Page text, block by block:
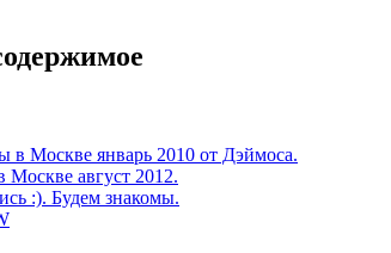
в Москве январь 2010 от Дэймоса.
Москве август 2012.
:). Будем знакомы.